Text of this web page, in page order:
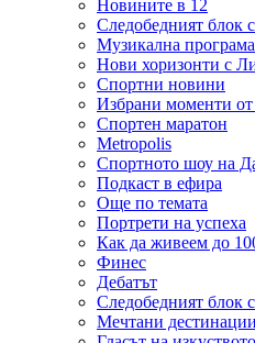
Новините в 12
Следобедният блок
Музикална програма
Нови хоризонти с
Спортни новини
Избрани моменти
Спортен маратон
Metropolis
Спортното шоу на
Подкаст в ефира
Още по темата
Портрети на успеха
Как да живеем до
Финес
Дебатът
Следобедният блок
Мечтани дестинации